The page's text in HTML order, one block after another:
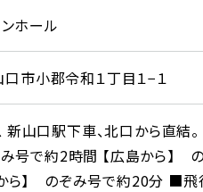
ホール
市小郡令和１丁目１−１
山口駅下車、北口から直結
み号で約2時間 【広島から】
ら】 のぞみ号で約20分 ■飛